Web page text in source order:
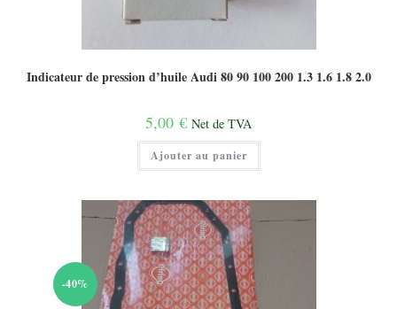
Indicateur de pression d’huile Audi 80 90 100 200 1.3 1.6 1.8 2.0
5,00 € Net de TVA
Ajouter au panier
-40%